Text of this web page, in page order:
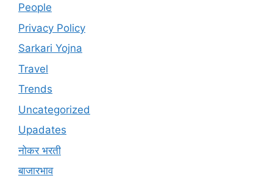
People
Privacy Policy
Sarkari Yojna
Travel
Trends
Uncategorized
Upadates
नोकर भरती
बाजारभाव